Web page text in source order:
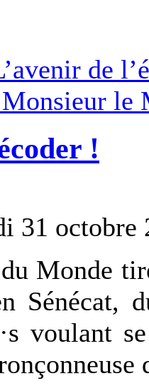
de
le
!
31 octobre
Monde
Sénécat,
voulant